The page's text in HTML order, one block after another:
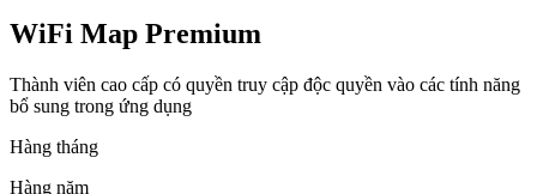
WiFi Map Premium
Thành viên cao cấp có quyền truy cập độc quyền vào các tính năng
bổ sung trong ứng dụng
Hàng tháng
Hàng năm